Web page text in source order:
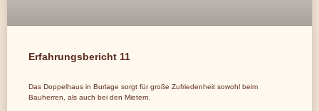
Erfahrungsbericht 11
Das Doppelhaus in Burlage sorgt für große Zufriedenheit sowohl beim
Bauherren, als auch bei den Mietern.